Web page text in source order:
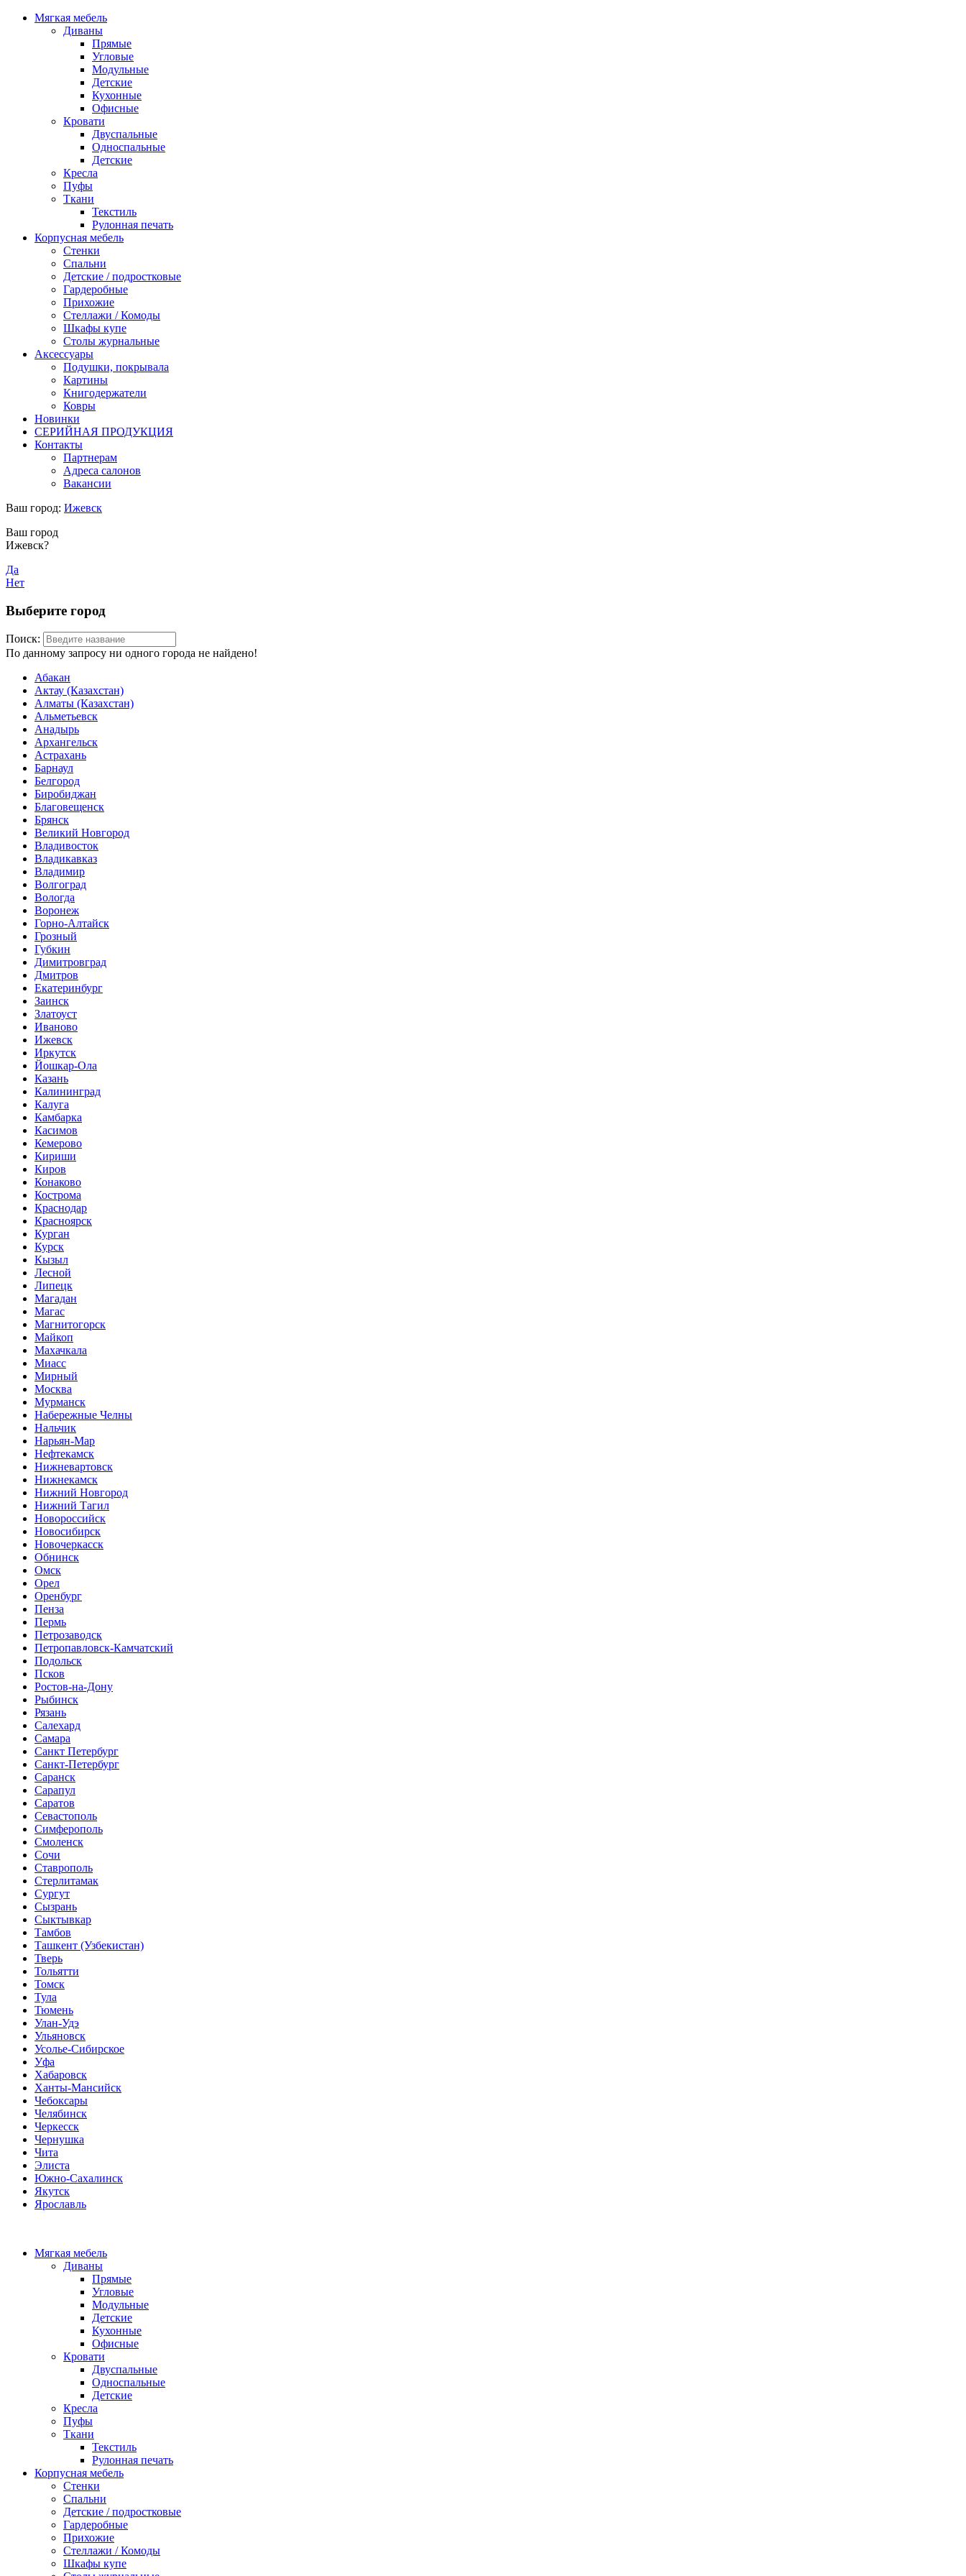
Мягкая мебель
Диваны
Прямые
Угловые
Модульные
Детские
Кухонные
Офисные
Кровати
Двуспальные
Односпальные
Детские
Кресла
Пуфы
Ткани
Текстиль
Рулонная печать
Корпусная мебель
Стенки
Спальни
Детские / подростковые
Гардеробные
Прихожие
Стеллажи / Комоды
Шкафы купе
Столы журнальные
Аксессуары
Подушки, покрывала
Картины
Книгодержатели
Ковры
Новинки
СЕРИЙНАЯ ПРОДУКЦИЯ
Контакты
Партнерам
Адреса салонов
Вакансии
Ваш город: Ижевск
Ваш город
Ижевск?
Да
Нет
Выберите город
Поиск:
По данному запросу ни одного города не найдено!
Абакан
Актау (Казахстан)
Алматы (Казахстан)
Альметьевск
Анадырь
Архангельск
Астрахань
Барнаул
Белгород
Биробиджан
Благовещенск
Брянск
Великий Новгород
Владивосток
Владикавказ
Владимир
Волгоград
Вологда
Воронеж
Горно-Алтайск
Грозный
Губкин
Димитровград
Дмитров
Екатеринбург
Заинск
Златоуст
Иваново
Ижевск
Иркутск
Йошкар-Ола
Казань
Калининград
Калуга
Камбарка
Касимов
Кемерово
Кириши
Киров
Конаково
Кострома
Краснодар
Красноярск
Курган
Курск
Кызыл
Лесной
Липецк
Магадан
Магас
Магнитогорск
Майкоп
Махачкала
Миасс
Мирный
Москва
Мурманск
Набережные Челны
Нальчик
Нарьян-Мар
Нефтекамск
Нижневартовск
Нижнекамск
Нижний Новгород
Нижний Тагил
Новороссийск
Новосибирск
Новочеркасск
Обнинск
Омск
Орел
Оренбург
Пенза
Пермь
Петрозаводск
Петропавловск-Камчатский
Подольск
Псков
Ростов-на-Дону
Рыбинск
Рязань
Салехард
Самара
Санкт Петербург
Санкт-Петербург
Саранск
Сарапул
Саратов
Севастополь
Симферополь
Смоленск
Сочи
Ставрополь
Стерлитамак
Сургут
Сызрань
Сыктывкар
Тамбов
Ташкент (Узбекистан)
Тверь
Тольятти
Томск
Тула
Тюмень
Улан-Удэ
Ульяновск
Усолье-Сибирское
Уфа
Хабаровск
Ханты-Мансийск
Чебоксары
Челябинск
Черкесск
Чернушка
Чита
Элиста
Южно-Сахалинск
Якутск
Ярославль
Мягкая мебель
Диваны
Прямые
Угловые
Модульные
Детские
Кухонные
Офисные
Кровати
Двуспальные
Односпальные
Детские
Кресла
Пуфы
Ткани
Текстиль
Рулонная печать
Корпусная мебель
Стенки
Спальни
Детские / подростковые
Гардеробные
Прихожие
Стеллажи / Комоды
Шкафы купе